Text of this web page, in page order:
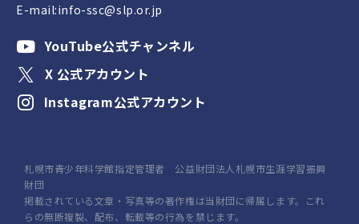
E-mail:info-ssc@slp.or.jp
YouTube公式チャンネル
X 公式アカウント
Instagram公式アカウント
札幌市青少年科学館指定管理者 公益財団法人札幌市生涯学習振興
財団
掲載されている文章・写真等の著作権は当財団に帰属します。これ
らの無断複製、配布、転載等の行為を禁じます。